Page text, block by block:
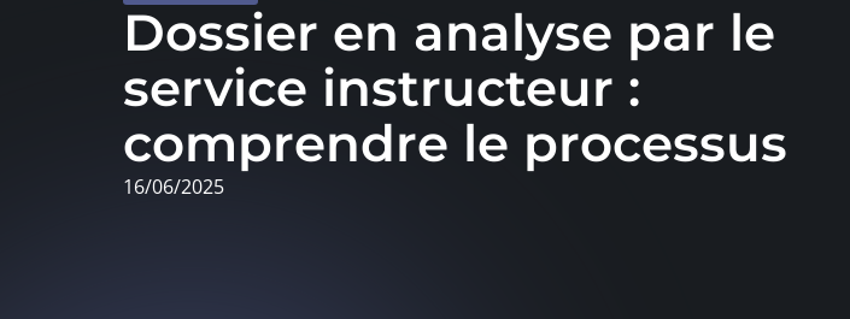
Dossier en analyse par le
service instructeur :
comprendre le processus
16/06/2025